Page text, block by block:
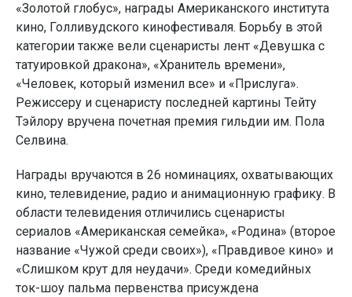
«Золотой глобус», награды Американского института
кино, Голливудского кинофестиваля. Борьбу в этой
категории также вели сценаристы лент «Девушка с
татуировкой дракона», «Хранитель времени»,
«Человек, который изменил все» и «Прислуга».
Режиссеру и сценаристу последней картины Тейту
Тэйлору вручена почетная премия гильдии им. Пола
Селвина.
Награды вручаются в 26 номинациях, охватывающих
кино, телевидение, радио и анимационную графику. В
области телевидения отличились сценаристы
сериалов «Американская семейка», «Родина» (второе
название «Чужой среди своих»), «Правдивое кино» и
«Слишком крут для неудачи». Среди комедийных
ток-шоу пальма первенства присуждена